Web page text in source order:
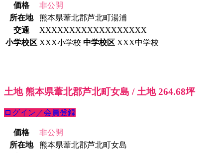
価格
非公開
所在地
熊本県葦北郡芦北町湯浦
交通
XXXXXXXXXXXXXXXXXX
小学校区 XXX小学校 中学校区 XXX中学校
土地 熊本県葦北郡芦北町女島 / 土地 264.68坪
ログイン／会員登録
価格
非公開
所在地
熊本県葦北郡芦北町女島